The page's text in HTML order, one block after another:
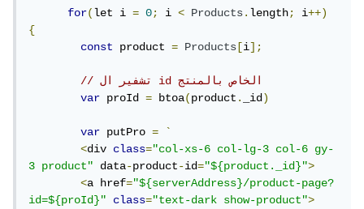
for(let i = 0; i < Products.length; i++)
{
const
product = Products[i];
// تشفير ال id الخاص بالمنتج
var proId = btoa(product. _id)
var putPro =
`
<div class="col-xs-6 col-lg-3 col-6 gy-
3 product"
data-product-id="${product._id}">
<a href="${serverAddress}/product-page?
id=${proId}"
class="text-dark show-product">